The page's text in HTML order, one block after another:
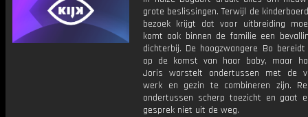
grote beslissingen. Terwijl de
bezoek krijgt dat voor uitbreiding
komt ook binnen de familie een
dichterbij. De hoogzwangere Bo
op de komst van haar baby, maar
Joris worstelt ondertussen met de
werk en gezin te combineren zijn.
ondertussen scherp toezicht en gaat
gesprek niet uit de weg.